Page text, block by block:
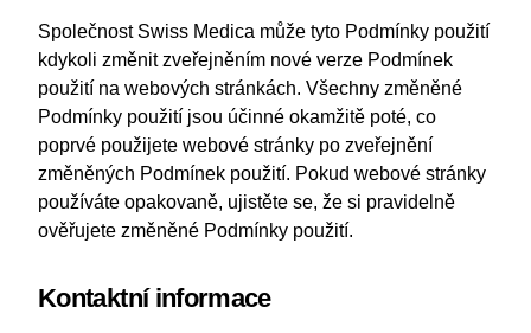
Společnost Swiss Medica může tyto Podmínky použití
kdykoli změnit zveřejněním nové verze Podmínek
použití na webových stránkách. Všechny změněné
Podmínky použití jsou účinné okamžitě poté, co
poprvé použijete webové stránky po zveřejnění
změněných Podmínek použití. Pokud webové stránky
používáte opakovaně, ujistěte se, že si pravidelně
ověřujete změněné Podmínky použití.
Kontaktní informace